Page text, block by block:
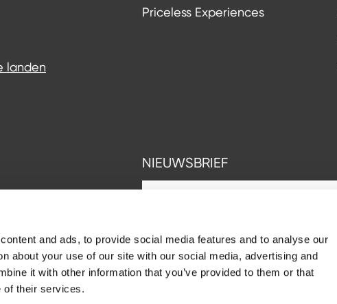
and ads, to provide social media features and to analyse our
about your use of our site with our social media, advertising and
it with other information that you’ve provided to them or that
of their services.
landen
Priceless Experiences
NIEUWSBRIEF
Facebook
Instagram
LinkedIn